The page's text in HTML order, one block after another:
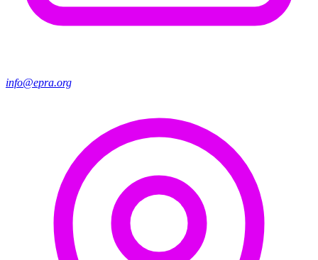
info@epra.org